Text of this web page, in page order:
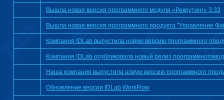
Вышла новая версия программного модуля «Рекрутинг» 3.33
Вышла новая версия программного продукта "Управление
Компания IDLab выпустила новую версию программного
Компания IDLab опубликовала новый релиз
Наша компания выпустила новую версию программного
Обновление версии IDLab WorkFlow